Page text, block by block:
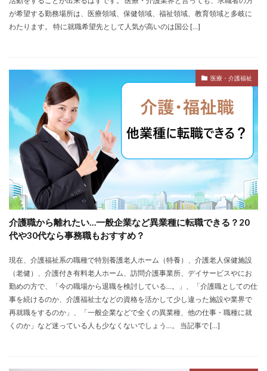
が希望する勤務場所は、医療領域、保健領域、福祉領域、教育領域と多岐に
わたります。 特に就職希望先として人気が高いのは国公 […]
医療・介護福祉
介護職から離れたい…一般企業など異業種に転職できる？20
代や30代なら事務職もおすすめ？
現在、介護福祉系の職種で特別養護老人ホーム（特養）、介護老人保健施設
（老健）、介護付き有料老人ホーム、訪問介護事業所、デイサービスやにお
勤めの方で、「今の職場から退職を検討している…。」、「介護職としての仕
事を続けるのか、介護福祉士などの資格を活かして少し違った施設や業界で
再就職をするのか」、「一般企業などで全くの異業種、他の仕事・職種に就
くのか」など迷っている人も少なくないでしょう…。 当記事で […]
コンサルタント
コンサルティングファーム
サイト
おすすめ
ジェイック シェフ
しつこい
スタートアップ
ストレス スポーツ
トラブル
お仕事ラボ
PHARMASTAFF
40代
CE DYM就職
LITALICO仕事ナビ
MEDFit MT
OT
PT
エンジニア
PTOPSTワーカー
PTOT人材バンク
Re就活
ST
インクル エージェント
エイチエ
エグゼクティブ
エニーキャリア株式会社
ナース人材バンク
ネルサポート
募集
介護福祉士
リハビリ職
レバウェルリハビリ
レバウェル看護
レバレジーズ株式会社
介護ワーカー
介護福祉 介護職
リシュウカツ
仕事
仕事探し 体育会 体調不良
体験談
作業療法士
保育士
保育士人材バンク
信頼できる
公認会計士 准看護師
リタリコ
ハイクラス
バイリンガル
ハタラクティブ